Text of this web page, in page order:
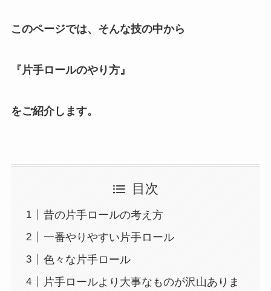
このページでは、そんな技の中から
『片手ロールのやり方』
をご紹介します。
目次
昔の片手ロールの考え方
一番やりやすい片手ロール
色々な片手ロール
片手ロールより大事なものが沢山ありま